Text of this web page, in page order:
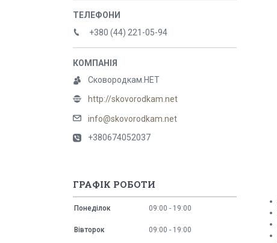
+380 (44) 221-05-94
Сковородкам.НЕТ
http://skovorodkam.net
info@skovorodkam.net
+380674052037
ГРАФІК РОБОТИ
Понеділок 09:00 19:00
Вівторок 09:00 19:00